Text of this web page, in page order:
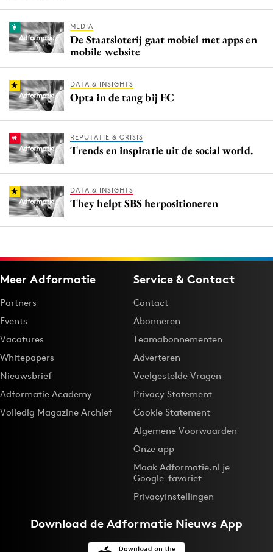
MEDIA
De Staatsloterij gaat mobiel met apps en
mobile website
DATA & INSIGHTS
Opta in de tang bij EC
REPUTATIE & CRISIS
Trends en inspiratie uit de social world.
DATA & INSIGHTS
They helpt SBS herpositioneren
Meer Adformatie
Partners
Events
Vacatures
Whitepapers
Nieuwsbrief
Adformatie Academy
Volledig Magazine Archief
Service & Contact
Contact
Abonneren
Teamabonnementen
Adverteren
Veelgestelde Vragen
Privacy Statement
Cookie Statement
Algemene Voorwaarden
Onze app
Maak Adformatie.nl je
Google-favoriet
Privacyinstellingen
Download deAdformatie Nieuws App